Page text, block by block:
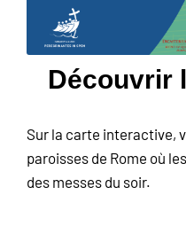
Découvrir
Sur la carte interactive,
paroisses de Rome où
des messes du soir.